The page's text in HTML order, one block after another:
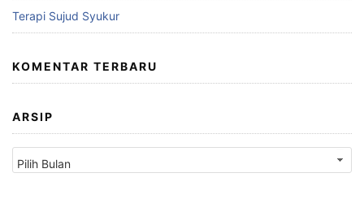
Terapi Sujud Syukur
KOMENTAR TERBARU
ARSIP
Arsip